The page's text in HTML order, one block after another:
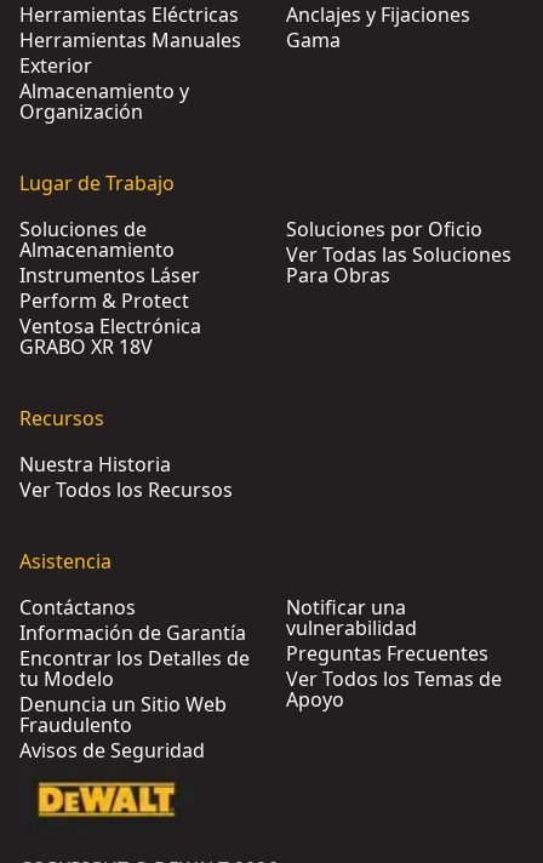
Herramientas Eléctricas
Herramientas Manuales
Exterior
Almacenamiento y
Organización
Anclajes y Fijaciones
Gama
Lugar de Trabajo
Soluciones de
Almacenamiento
Instrumentos Láser
Perform & Protect
Ventosa Electrónica
GRABO XR 18V
Soluciones por Oficio
Ver Todas las Soluciones
Para Obras
Recursos
Nuestra Historia
Ver Todos los Recursos
Asistencia
Contáctanos
Información de Garantía
Encontrar los Detalles de
tu Modelo
Denuncia un Sitio Web
Fraudulento
Avisos de Seguridad
Notificar una
vulnerabilidad
Preguntas Frecuentes
Ver Todos los Temas de
Apoyo